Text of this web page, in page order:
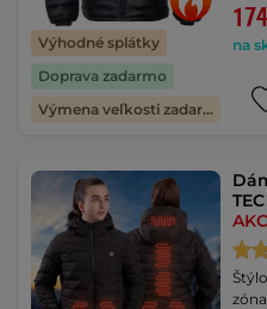
Výhodné splátky
Doprava zadarmo
Výmena veľkosti zadarmo
na